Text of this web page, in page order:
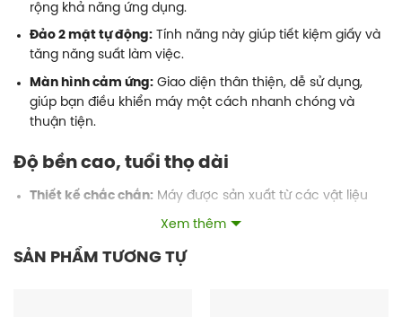
rộng khả năng ứng dụng.
Đảo 2 mặt tự động: Tính năng này giúp tiết kiệm giấy và
tăng năng suất làm việc.
Màn hình cảm ứng: Giao diện thân thiện, dễ sử dụng,
giúp bạn điều khiển máy một cách nhanh chóng và
thuận tiện.
Độ bền cao, tuổi thọ dài
Thiết kế chắc chắn: Máy được sản xuất từ các vật liệu
cao cấp, đảm bảo độ bền bỉ trong quá trình sử dụng.
Công nghệ hiện đại:
những công nghệ tiên tiến nhất, giúp máy hoạt động ổn
Xem thêm
SẢN PHẨM TƯƠNG TỰ